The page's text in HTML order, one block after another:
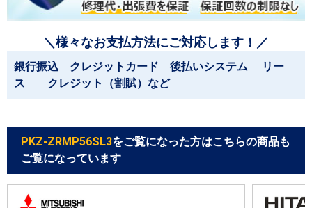
＼様々なお支払方法にご対応します！／
銀行振込 クレジットカード 後払いシステム リー
ス クレジット（割賦）など
PKZ-ZRMP56SL3をご覧になった方はこちらの商品も
ご覧になっています